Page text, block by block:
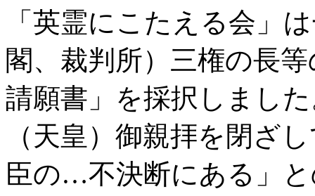
「英霊にこたえる会」
閣、裁判所）三権の長
請願書」を採択しまし
（天皇）御親拝を閉ざ
臣の…不決断にある」